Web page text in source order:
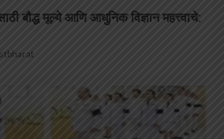
बौद्ध मूल्ये आणि आधुनिक विज्ञान महत्त्वाचे: